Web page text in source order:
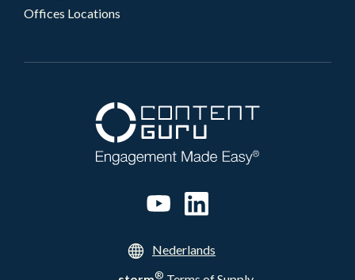
Offices Locations
Nederlands
®